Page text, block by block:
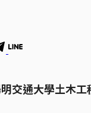
交通大學土木工